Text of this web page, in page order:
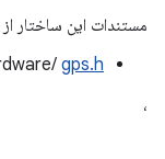
مستندات این ساختار
gps.h
،